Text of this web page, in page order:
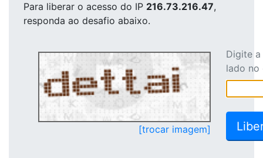
Para liberar o acesso do IP 216.73.216.47,
responda ao desafio abaixo.
[trocar imagem]
Digite
lado no